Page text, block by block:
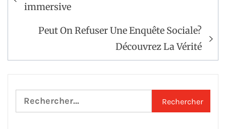
immersive
Peut On Refuser Une Enquête Sociale?
Découvrez La Vérité
Rechercher :